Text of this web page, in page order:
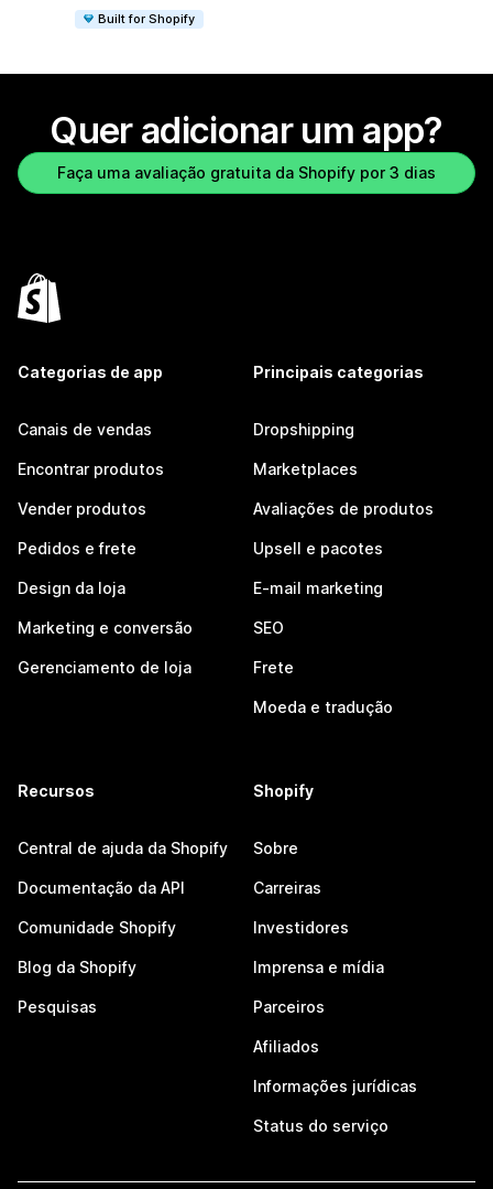
Built for Shopify
Quer adicionar um app?
Faça uma avaliação gratuita da Shopify por 3 dias
Categorias de app
Canais de vendas
Encontrar produtos
Vender produtos
Pedidos e frete
Design da loja
Marketing e conversão
Gerenciamento de loja
Principais categorias
Dropshipping
Marketplaces
Avaliações de produtos
Upsell e pacotes
E-mail marketing
SEO
Frete
Moeda e tradução
Recursos
Central de ajuda da Shopify
Documentação da API
Comunidade Shopify
Blog da Shopify
Pesquisas
Shopify
Sobre
Carreiras
Investidores
Imprensa e mídia
Parceiros
Afiliados
Informações jurídicas
Status do serviço